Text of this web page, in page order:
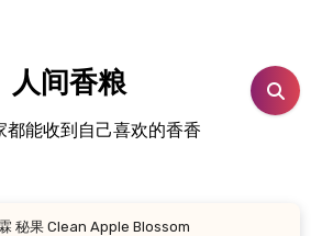
人间香粮
都能收到自己喜欢的香香
秘果 Clean Apple Blossom